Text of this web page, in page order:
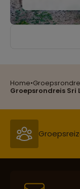
Home•
Groepsrondreis Sri
Reizen
Best